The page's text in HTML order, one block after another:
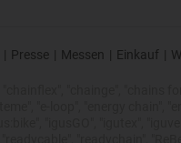
| Presse | Messen | Einkauf |